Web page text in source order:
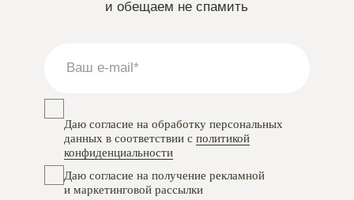
Instagram
VKontakte
Telegram
проект Meta Platforms, деятельность в РФ запрещена